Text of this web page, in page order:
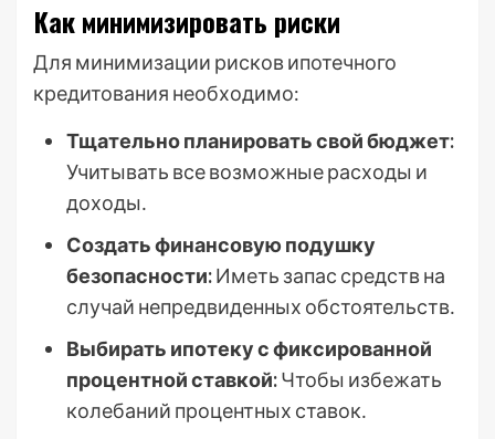
Как минимизировать риски
Для минимизации рисков ипотечного
кредитования необходимо:
Тщательно планировать свой бюджет:
Учитывать все возможные расходы и
доходы․
Создать финансовую подушку
безопасности:Иметь запас средств на
случай непредвиденных обстоятельств․
Выбирать ипотеку с фиксированной
процентной ставкой:Чтобы избежать
колебаний процентных ставок․